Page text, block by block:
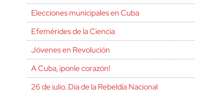
Elecciones municipales en Cuba
Efemérides de la Ciencia
Jóvenes en Revolución
A Cuba, ¡ponle corazón!
26 de julio, Día de la Rebeldía Nacional